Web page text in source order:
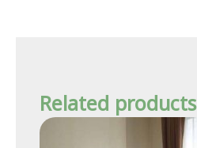
Related products